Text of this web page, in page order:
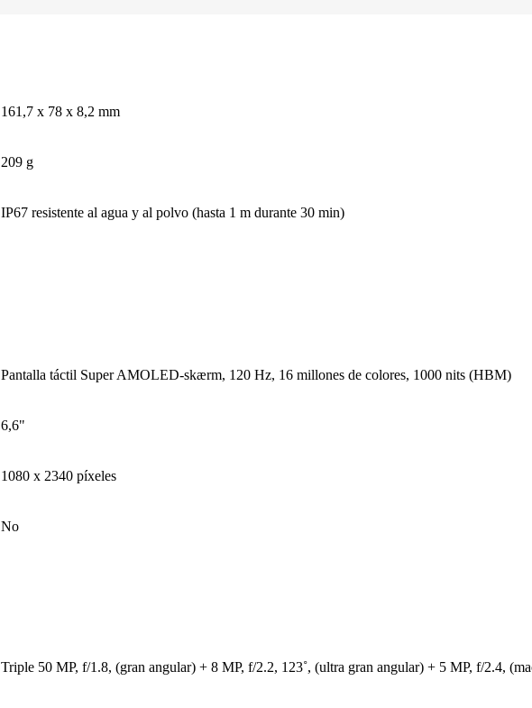
161,7 x 78 x 8,2 mm
209 g
IP67 resistente al agua y al polvo (hasta 1 m durante 30 min)
Pantalla táctil Super AMOLED-skærm, 120 Hz, 16 millones de colores, 1000 nits (HBM)
6,6"
1080 x 2340 píxeles
No
Triple 50 MP, f/1.8, (gran angular) + 8 MP, f/2.2, 123˚, (ultra gran angular) + 5 MP, f/2.4,